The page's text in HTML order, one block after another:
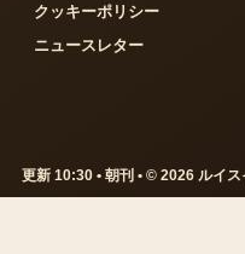
クッキーポリシー
ニュースレター
更新 10:30 • 朝刊 • © 2026 ルイ